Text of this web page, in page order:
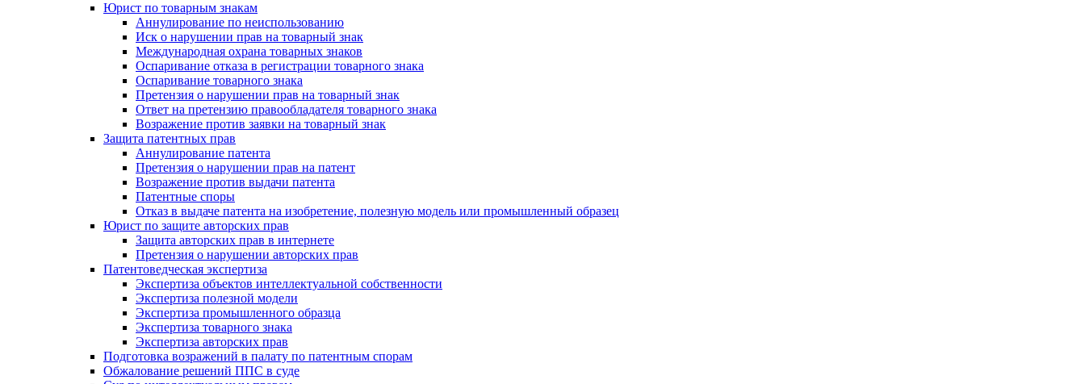
Юрист по товарным знакам
Аннулирование по неиспользованию
Иск о нарушении прав на товарный знак
Международная охрана товарных знаков
Оспаривание отказа в регистрации товарного знака
Оспаривание товарного знака
Претензия о нарушении прав на товарный знак
Ответ на претензию правообладателя товарного знака
Возражение против заявки на товарный знак
Защита патентных прав
Аннулирование патента
Претензия о нарушении прав на патент
Возражение против выдачи патента
Патентные споры
Отказ в выдаче патента на изобретение, полезную модель или промышленный образец
Юрист по защите авторских прав
Защита авторских прав в интернете
Претензия о нарушении авторских прав
Патентоведческая экспертиза
Экспертиза объектов интеллектуальной собственности
Экспертиза полезной модели
Экспертиза промышленного образца
Экспертиза товарного знака
Экспертиза авторских прав
Подготовка возражений в палату по патентным спорам
Обжалование решений ППС в суде